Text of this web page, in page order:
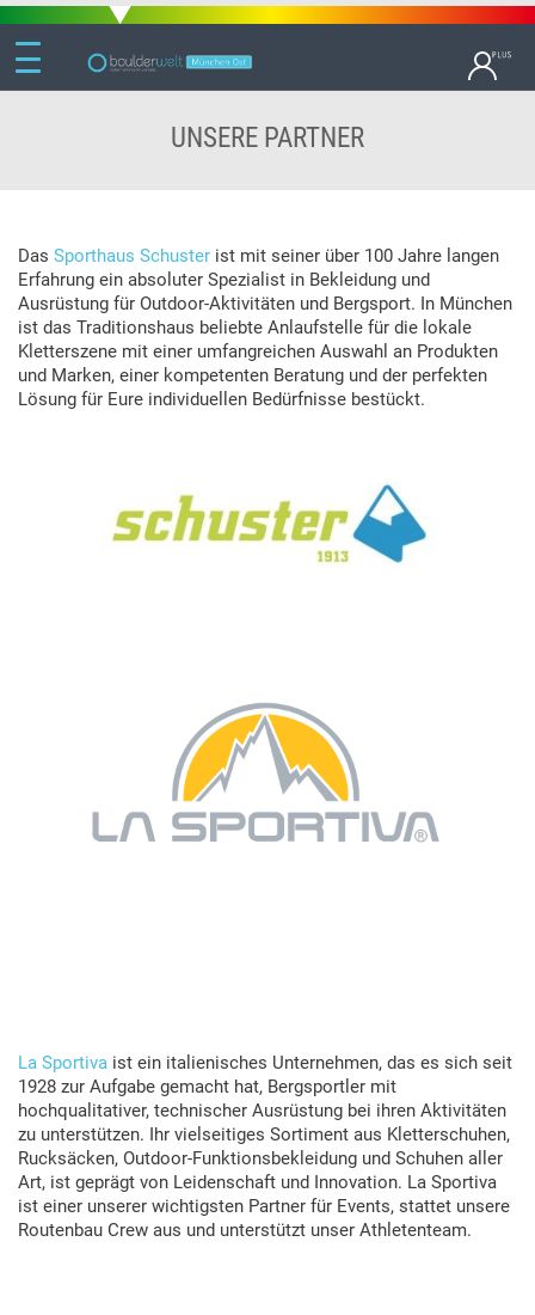
UNSERE PARTNER
Das Sporthaus Schuster ist mit seiner über 100 Jahre langen
Erfahrung ein absoluter Spezialist in Bekleidung und
Ausrüstung für Outdoor-Aktivitäten und Bergsport. In München
ist das Traditionshaus beliebte Anlaufstelle für die lokale
Kletterszene mit einer umfangreichen Auswahl an Produkten
und Marken, einer kompetenten Beratung und der perfekten
Lösung für Eure individuellen Bedürfnisse bestückt.
La Sportiva ist ein italienisches Unternehmen, das es sich seit
1928 zur Aufgabe gemacht hat, Bergsportler mit
hochqualitativer, technischer Ausrüstung bei ihren Aktivitäten
zu unterstützen. Ihr vielseitiges Sortiment aus Kletterschuhen,
Rucksäcken, Outdoor-Funktionsbekleidung und Schuhen aller
Art, ist geprägt von Leidenschaft und Innovation. La Sportiva
ist einer unserer wichtigsten Partner für Events, stattet unsere
Routenbau Crew aus und unterstützt unser Athletenteam.